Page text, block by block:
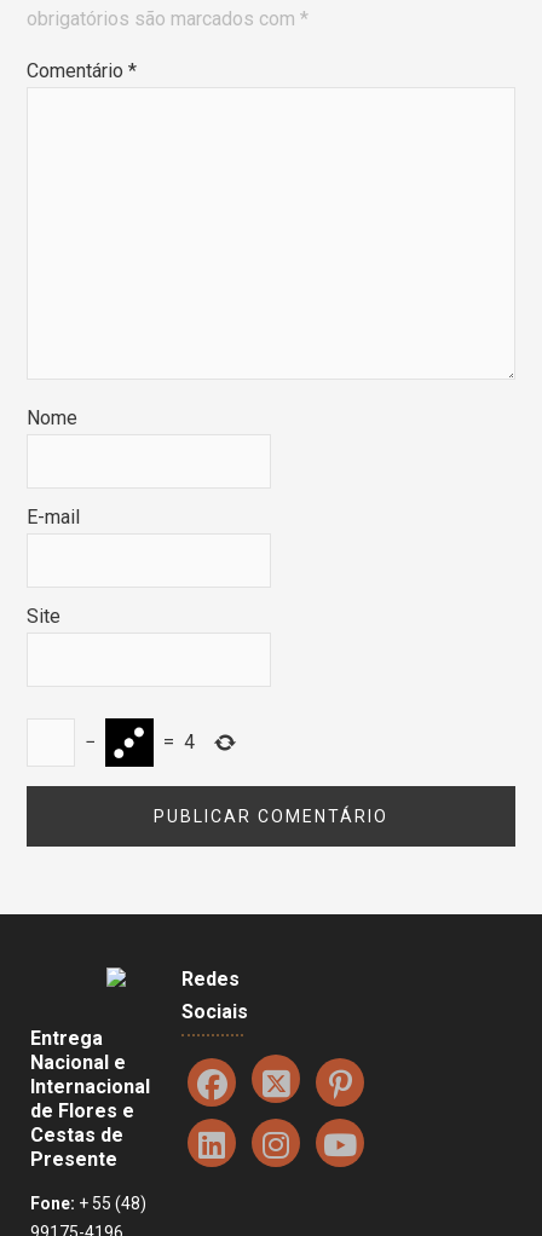
obrigatórios são marcados com*
Comentário*
Nome
E-mail
Site
− = 4
Entrega
Nacional e
Internacional
de Flores e
Cestas de
Presente
Fone: + 55 (48)
99175-4196
Redes
Sociais